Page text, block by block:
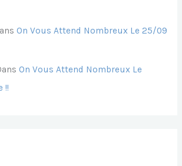
On Vous Attend Nombreux Le 25/09
On Vous Attend Nombreux Le
!!